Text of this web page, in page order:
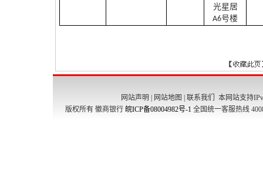
光星居
A6号楼
网站声明 网站地图 联系我们
本网站支持
版权所有 徽商银行 皖ICP备08004982号-1 全国统一客服热线